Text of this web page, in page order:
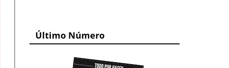
Último Número